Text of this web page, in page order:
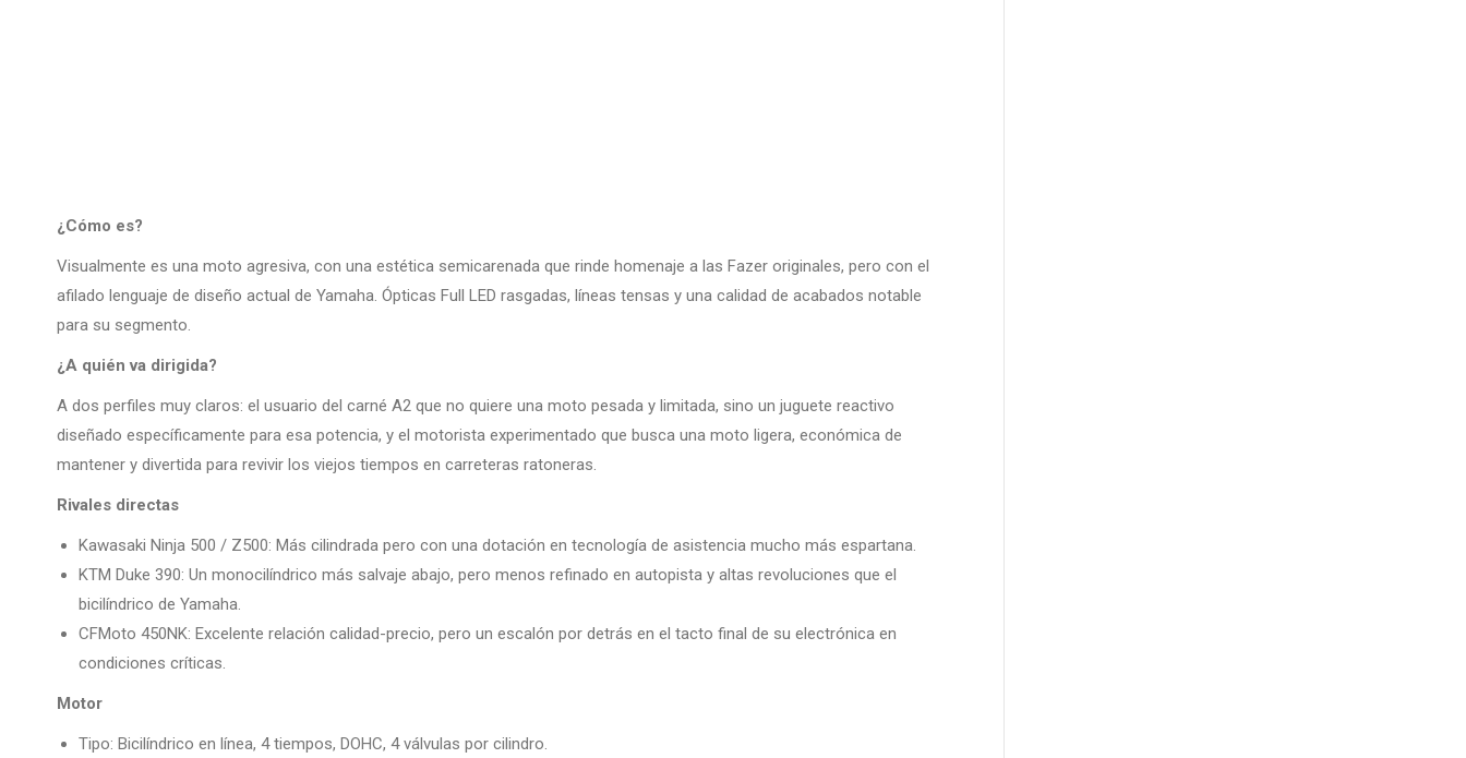
¿Cómo es?
Visualmente es una moto agresiva, con una estética semicarenada que rinde homenaje a las Fazer originales, pero con el
afilado lenguaje de diseño actual de Yamaha. Ópticas Full LED rasgadas, líneas tensas y una calidad de acabados notable
para su segmento.
¿A quién va dirigida?
A dos perfiles muy claros: el usuario del carné A2 que no quiere una moto pesada y limitada, sino un juguete reactivo
diseñado específicamente para esa potencia, y el motorista experimentado que busca una moto ligera, económica de
mantener y divertida para revivir los viejos tiempos en carreteras ratoneras.
Rivales directas
Kawasaki Ninja 500 / Z500: Más cilindrada pero con una dotación en tecnología de asistencia mucho más espartana.
KTM Duke 390: Un monocilíndrico más salvaje abajo, pero menos refinado en autopista y altas revoluciones que el
bicilíndrico de Yamaha.
CFMoto 450NK: Excelente relación calidad-precio, pero un escalón por detrás en el tacto final de su electrónica en
condiciones críticas.
Motor
Tipo: Bicilíndrico en línea, 4 tiempos, DOHC, 4 válvulas por cilindro.